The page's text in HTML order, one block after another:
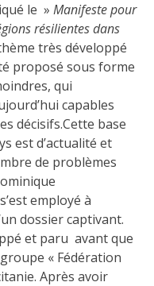
le » Manifeste pour
résilientes dans
très développé
proposé sous forme
qui
capables
décisifs.Cette base
est d’actualité et
de problèmes
employé à
dossier captivant.
avant que
« Fédération
Après avoir